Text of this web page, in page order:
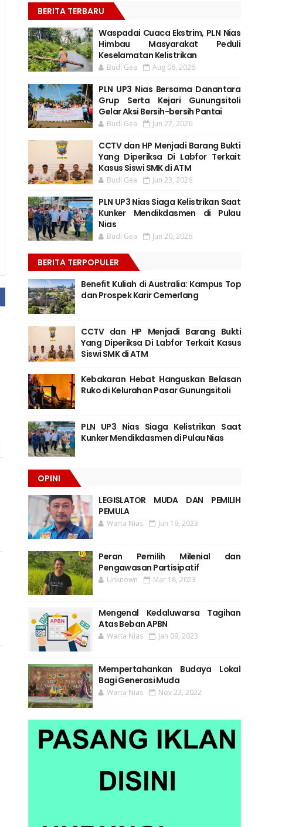
BERITA TERBARU
Waspadai Cuaca Ekstrim, PLN Nias
Himbau Masyarakat Peduli
Keselamatan Kelistrikan
Budi Gea Aug 06, 2026
PLN UP3 Nias Bersama Danantara
Grup Serta Kejari Gunungsitoli
Gelar Aksi Bersih-bersih Pantai
Budi Gea Jun 27, 2026
CCTV dan HP Menjadi Barang Bukti
Yang Diperiksa Di Labfor Terkait
Kasus Siswi SMK di ATM
Budi Gea Jun 23, 2026
PLN UP3 Nias Siaga Kelistrikan Saat
Kunker Mendikdasmen di Pulau
Nias
Budi Gea Jun 20, 2026
BERITA TERPOPULER
Benefit Kuliah di Australia: Kampus Top
dan Prospek Karir Cemerlang
CCTV dan HP Menjadi Barang Bukti
Yang Diperiksa Di Labfor Terkait Kasus
Siswi SMK di ATM
Kebakaran Hebat Hanguskan Belasan
Ruko di Kelurahan Pasar Gunungsitoli
PLN UP3 Nias Siaga Kelistrikan Saat
Kunker Mendikdasmen di Pulau Nias
OPINI
LEGISLATOR MUDA DAN PEMILIH
PEMULA
Warta Nias Jun 19, 2023
Peran Pemilih Milenial dan
Pengawasan Partisipatif
Unknown Mar 18, 2023
Mengenal Kedaluwarsa Tagihan
Atas Beban APBN
Warta Nias Jan 09, 2023
Mempertahankan Budaya Lokal
Bagi Generasi Muda
Warta Nias Nov 23, 2022